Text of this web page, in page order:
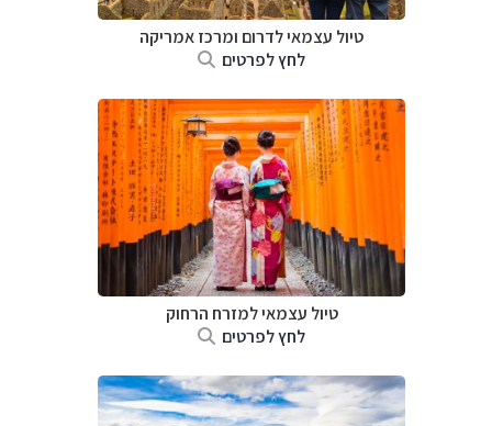
טיול עצמאי לדרום ומרכז אמריקה
לחץ לפרטים
טיול עצמאי למזרח הרחוק
לחץ לפרטים